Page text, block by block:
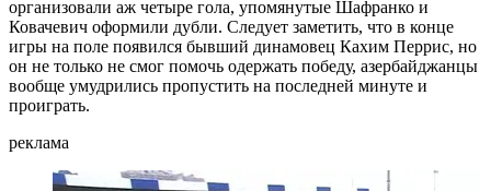
организовали аж четыре гола, упомянутые Шафранко и
Ковачевич оформили дубли. Следует заметить, что в конце
игры на поле появился бывший динамовец Кахим Перрис, но
он не только не смог помочь одержать победу, азербайджанцы
вообще умудрились пропустить на последней минуте и
проиграть.
реклама